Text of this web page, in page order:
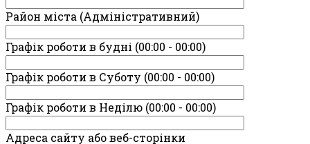
Район міста (Адміністративний)
Графік роботи в будні (00:00 - 00:00)
Графік роботи в Суботу (00:00 - 00:00)
Графік роботи в Неділю (00:00 - 00:00)
Адреса сайту або веб-сторінки